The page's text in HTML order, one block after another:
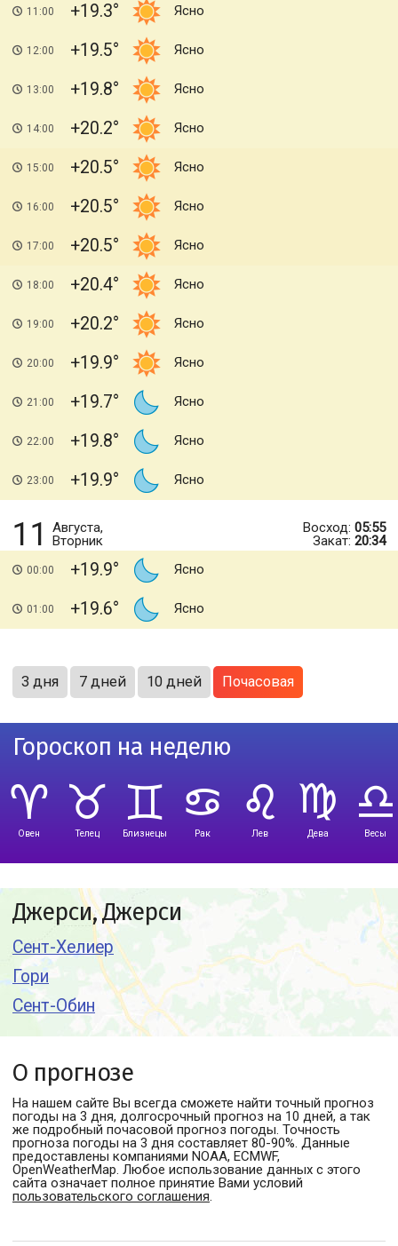
11:00 +19.3 Ясно
12:00 +19.5 Ясно
13:00 +19.8 Ясно
14:00 +20.2 Ясно
15:00 +20.5 Ясно
16:00 +20.5 Ясно
17:00 +20.5 Ясно
18:00 +20.4 Ясно
19:00 +20.2 Ясно
20:00 +19.9 Ясно
21:00 +19.7 Ясно
22:00 +19.8 Ясно
23:00 +19.9 Ясно
11
Августа,
Вторник
Восход: 05:55
Закат: 20:34
00:00 +19.9 Ясно
01:00 +19.6 Ясно
3 дня 7 дней 10 дней Почасовая
Гороскоп на неделю
Овен Телец Близнецы Рак Лев Дева Весы
Джерси, Джерси
Сент-Хелиер
Гори
Сент-Обин
О прогнозе
На нашем сайте Вы всегда сможете найти точный прогноз
погоды на 3 дня, долгосрочный прогноз на 10 дней, а так
же подробный почасовой прогноз погоды. Точность
прогноза погоды на 3 дня составляет 80-90%. Данные
предоставлены компаниями NOAA, ECMWF,
OpenWeatherMap. Любое использование данных с этого
сайта означает полное принятие Вами условий
пользовательского соглашения.